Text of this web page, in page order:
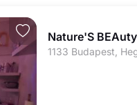
Nature'S